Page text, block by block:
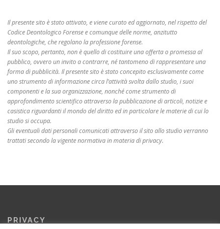
Il presente sito è stato attivato, e viene curato ed aggiornato, nel rispetto del
Codice Deontologico Forense e comunque delle norme, anzitutto
deontologiche, che regolano la professione forense.
Il suo scopo, pertanto, non è quello di costituire una offerta o promessa al
pubblico, ovvero un invito a contrarre, né tantomeno di rappresentare una
forma di pubblicità. Il presente sito è stato concepito esclusivamente come
uno strumento di informazione circa l’attività svolta dallo studio, i suoi
componenti e la sua organizzazione, nonché come strumento di
approfondimento scientifico attraverso la pubblicazione di articoli, notizie e
casistica riguardanti il mondo del diritto ed in particolare le materie di cui lo
studio si occupa.
Gli eventuali dati personali comunicati attraverso il sito allo studio verranno
trattati secondo la vigente normativa in materia di privacy.
PRIVACY